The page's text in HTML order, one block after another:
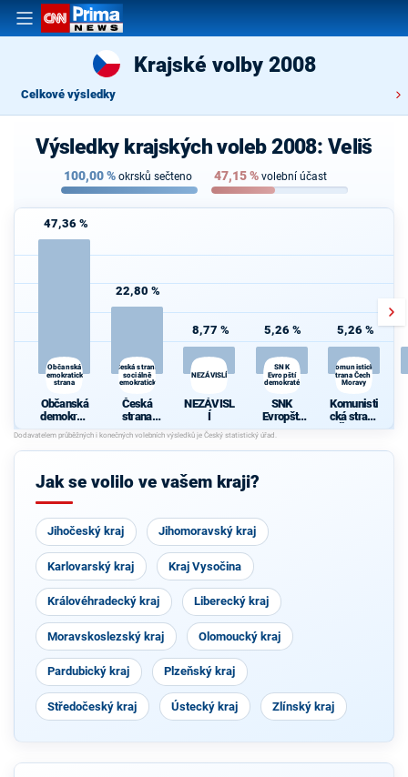
Krajské volby 2008
Celkové výsledky
Výsledky krajských voleb 2008: Veliš
100,00% okrsků sečteno 47,15% volební účast
47,36 %
Občanská
demokratická
strana
Občanská
demokrati
cká strana
22,80 %
Česká strana
sociálně
demokratická
Česká
strana
sociálně
demokrati
cká
8,77 %
NEZÁVISLÍ
NEZÁVISL
Í
5,26 %
SNK
Evropští
demokraté
SNK
Evropští
demokraté
5,26 %
Komunistická
strana Čech a
Moravy
Komunisti
cká strana
Čech a
Volte Pravý Blok-
Jak se volilo ve vašem kraji?
Jihočeský kraj Jihomoravský kraj
Karlovarský kraj Kraj Vysočina
Královéhradecký kraj Liberecký kraj
Moravskoslezský kraj Olomoucký kraj
Pardubický kraj Plzeňský kraj
Středočeský kraj Ústecký kraj Zlínský kraj